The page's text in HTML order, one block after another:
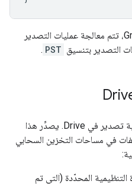
بالنسبة إلى عمليات التصدير في Gmail، تتم معالجة عمليات التصدير
التصدير بتنسيق PST
.
يوضّح المثال التالي كيفية إنشاء عملية تصدير في Drive. يصدِّر هذا
في مساحات التخزين السحابي
التنظيمية المحدّدة (التي تم